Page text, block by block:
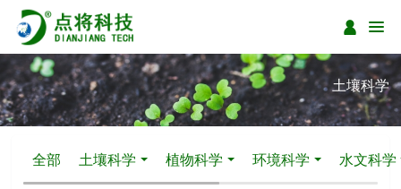
土壤科学
全部 土壤科学 植物科学 环境科学 水文科学